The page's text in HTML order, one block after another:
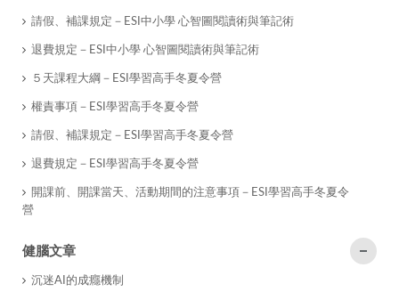
請假、補課規定－ESI中小學 心智圖閱讀術與筆記術
退費規定－ESI中小學 心智圖閱讀術與筆記術
５天課程大綱－ESI學習高手冬夏令營
權責事項－ESI學習高手冬夏令營
請假、補課規定－ESI學習高手冬夏令營
退費規定－ESI學習高手冬夏令營
開課前、開課當天、活動期間的注意事項－ESI學習高手冬夏令
營
健腦文章
沉迷AI的成癮機制